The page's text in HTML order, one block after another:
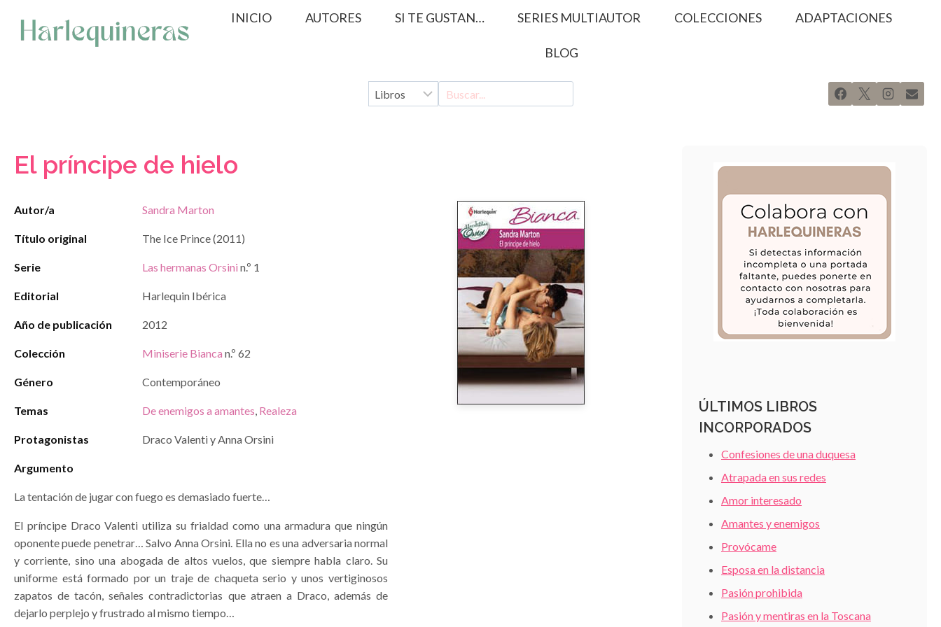
contenido
INICIO AUTORES SI TE GUSTAN… SERIES MULTIAUTOR COLECCIONES ADAPTACIONES
BLOG
El príncipe de hielo
Autor/a Sandra Marton
Título original The Ice Prince (2011)
Serie Las hermanas Orsini n.º 1
Editorial Harlequin Ibérica
Año de publicación 2012
Colección Miniserie Bianca n.º 62
Género Contemporáneo
Temas De enemigos a amantes, Realeza
Protagonistas Draco Valenti y Anna Orsini
Argumento
La tentación de jugar con fuego es demasiado fuerte…
El príncipe Draco Valenti utiliza su frialdad como una armadura que ningún
oponente puede penetrar… Salvo Anna Orsini. Ella no es una adversaria normal
y corriente, sino una abogada de altos vuelos, que siempre habla claro. Su
uniforme está formado por un traje de chaqueta serio y unos vertiginosos
zapatos de tacón, señales contradictorias que atraen a Draco, además de
dejarlo perplejo y frustrado al mismo tiempo…
ÚLTIMOS LIBROS
INCORPORADOS
Confesiones de una duquesa
Atrapada en sus redes
Amor interesado
Amantes y enemigos
Provócame
Esposa en la distancia
Pasión prohibida
Pasión y mentiras en la Toscana